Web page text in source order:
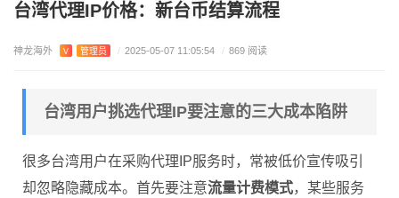
台湾代理IP价格：新台币结算流程
神龙海外 V 管理员 / 2025-05-07 11:05:54 / 869 阅读
台湾用户挑选代理IP要注意的三大成本陷阱
很多台湾用户在采购代理IP服务时，常被低价宣传吸引
却忽略隐藏成本。首先要注意流量计费模式，某些服务